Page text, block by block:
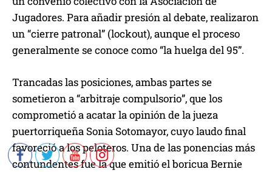
Jugadores. Para añadir presión al debate, realizaron
un “cierre patronal” (lockout), aunque el proceso
generalmente se conoce como “la huelga del 95”.
Trancadas las posiciones, ambas partes se
sometieron a “arbitraje compulsorio”, que los
comprometió a acatar la opinión de la jueza
puertorriqueña Sonia Sotomayor, cuyo laudo final
favoreció a los peloteros. Una de las ponencias más
contundentes fue la que emitió el boricua Bernie